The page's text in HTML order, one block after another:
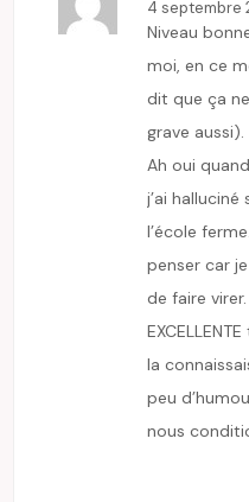
4 septembre
Niveau
moi, en ce
dit que ça
grave aussi).
Ah oui
j’ai
l’école
penser car
de faire virer.
la
peu
nous